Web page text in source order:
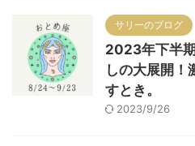
サリーのブログ
2023年下半
しの大展開！
すとき。
2023/9/26